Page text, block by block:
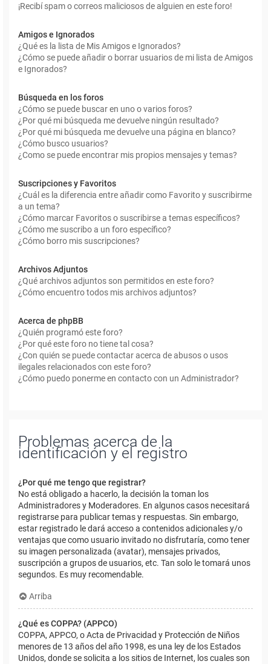
¡Recibí spam o correos maliciosos de alguien en este foro!
Amigos e Ignorados
¿Qué es la lista de Mis Amigos e Ignorados?
¿Cómo se puede añadir o borrar usuarios de mi lista de Amigos
e Ignorados?
Búsqueda en los foros
¿Cómo se puede buscar en uno o varios foros?
¿Por qué mi búsqueda me devuelve ningún resultado?
¿Por qué mi búsqueda me devuelve una página en blanco?
¿Cómo busco usuarios?
¿Como se puede encontrar mis propios mensajes y temas?
Suscripciones y Favoritos
¿Cuál es la diferencia entre añadir como Favorito y suscribirme
a un tema?
¿Cómo marcar Favoritos o suscribirse a temas específicos?
¿Cómo me suscribo a un foro específico?
¿Cómo borro mis suscripciones?
Archivos Adjuntos
¿Qué archivos adjuntos son permitidos en este foro?
¿Cómo encuentro todos mis archivos adjuntos?
Acerca de phpBB
¿Quién programó este foro?
¿Por qué este foro no tiene tal cosa?
¿Con quién se puede contactar acerca de abusos o usos
ilegales relacionados con este foro?
¿Cómo puedo ponerme en contacto con un Administrador?
Problemas acerca de la
identificación y el registro
¿Por qué me tengo que registrar?
No está obligado a hacerlo, la decisión la toman los
Administradores y Moderadores. En algunos casos necesitará
registrarse para publicar temas y respuestas. Sin embargo,
estar registrado le dará acceso a contenidos adicionales y/o
ventajas que como usuario invitado no disfrutaría, como tener
su imagen personalizada (avatar), mensajes privados,
suscripción a grupos de usuarios, etc. Tan solo le tomará unos
segundos. Es muy recomendable.
Arriba
¿Qué es COPPA? (APPCO)
COPPA, APPCO, o Acta de Privacidad y Protección de Niños
menores de 13 años del año 1998, es una ley de los Estados
Unidos, donde se solicita a los sitios de Internet, los cuales son